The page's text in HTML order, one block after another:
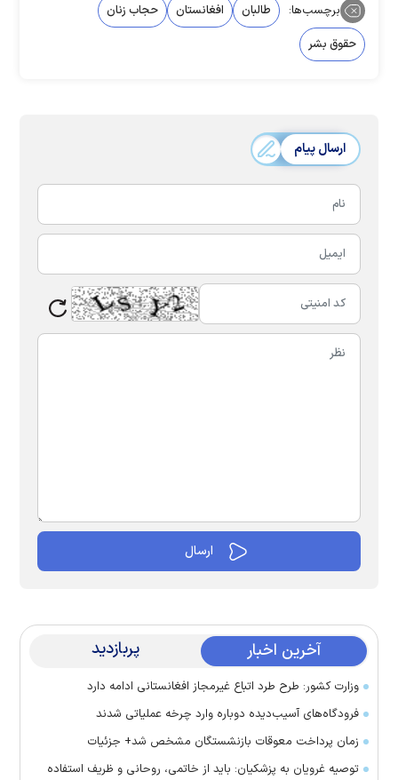
برچسب‌ها: طالبان افغانستان
حجاب زنان
حقوق بشر
ارسال پیام
آخرین اخبار پربازدید
وزارت کشور: طرح طرد اتباع غیرمجاز افغانستانی ادامه دارد
فرودگاه‌های آسیب‌دیده دوباره وارد چرخه عملیاتی شدند
زمان پرداخت معوقات بازنشستگان مشخص شد+ جزئیات
توصیه غرویان به پزشکیان: باید از خاتمی، روحانی و ظریف استفاده